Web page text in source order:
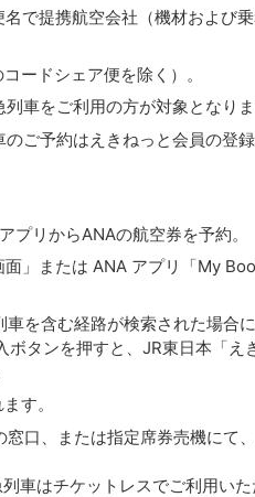
で提携航空会社（機材および
ードシェア便を除く）。
車をご利用の方が対象となりま
ご予約はえきねっと会員の登
リからANAの航空券を予約。
」または ANA アプリ「My
を含む経路が検索された場合
ボタンを押すと、JR東日本「え
す。
口、または指定席券売機にて
車はチケットレスでご利用いた